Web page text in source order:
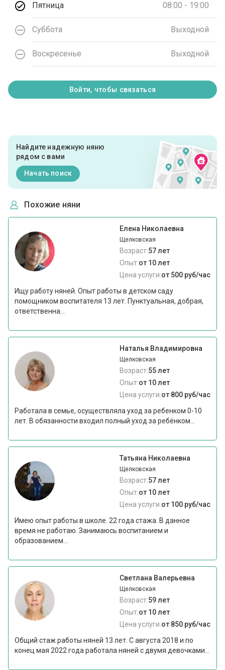
Пятница 08:00 - 19:00
Суббота Выходной
Воскресенье Выходной
Войти, чтобы связаться
Найдите надежную няню
рядом с вами
Начать поиск
Похожие няни
Елена Николаевна
Щелковская
Возраст:57 лет
Опыт:от 10 лет
Цена услуги:от 500 руб/час
Ищу работу няней. Опыт работы в детском саду
помощником воспитателя 13 лет. Пунктуальная, добрая,
ответственна...
Наталья Владимировна
Щелковская
Возраст:55 лет
Опыт:от 10 лет
Цена услуги:от 800 руб/час
Работала в семье, осуществляла уход за ребенком 0-10
лет. В обязанности входил полный уход за ребёнком...
Татьяна Николаевна
Щелковская
Возраст:57 лет
Опыт:от 10 лет
Цена услуги:от 100 руб/час
Имею опыт работы в школе. 22 года стажа. В данное
время не работаю. Занимаюсь воспитанием и
образованием...
Светлана Валерьевна
Щелковская
Возраст:59 лет
Опыт:от 10 лет
Цена услуги:от 850 руб/час
Общий стаж работы няней 13 лет. С августа 2018 и по
конец мая 2022 года работала няней с двумя девочками...